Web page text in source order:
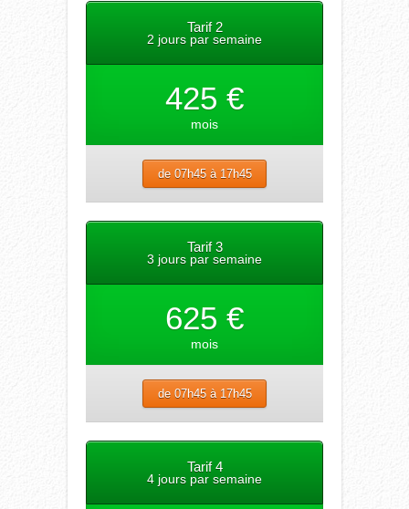
Tarif 2
2 jours par semaine
425 €
mois
de 07h45 à 17h45
Tarif 3
3 jours par semaine
625 €
mois
de 07h45 à 17h45
Tarif 4
4 jours par semaine